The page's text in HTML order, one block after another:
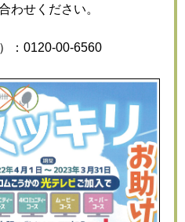
わせください。
：0120-00-6560